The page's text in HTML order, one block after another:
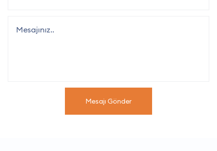
Mesajı Gönder